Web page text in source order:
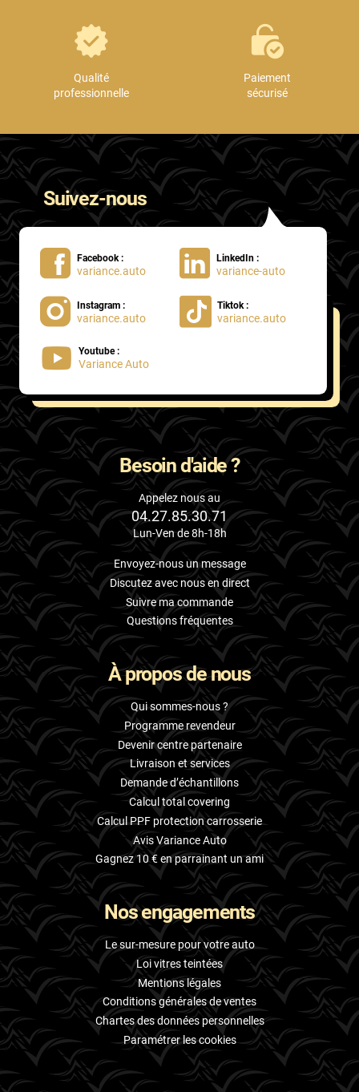
Oldsmobile
Ora
Peugeot
Plymouth
Pontiac
Porsche
Proton
Renault
Rolls
Rover
Saab
Santana
Saturn
Scania
Scion
Seat
Skoda
Smart
Ssangyong
Subaru
Suzuki
Tata
Tesla
Toyota
Volkswagen
Volvo
Xpeng
Qualité
professionnelle
Paiement
sécurisé
Suivez-nous
Facebook :
variance.auto
LinkedIn :
variance-auto
Instagram :
variance.auto
Tiktok :
variance.auto
Youtube :
Variance Auto
Besoin d'aide ?
Appelez nous au
04.27.85.30.71
Lun-Ven de 8h-18h
Envoyez-nous un message
Discutez avec nous en direct
Suivre ma commande
Questions fréquentes
À propos de nous
Qui sommes-nous ?
Programme revendeur
Devenir centre partenaire
Livraison et services
Demande d’échantillons
Calcul total covering
Calcul PPF protection carrosserie
Avis Variance Auto
Gagnez 10 € en parrainant un ami
Nos engagements
Le sur-mesure pour votre auto
Loi vitres teintées
Mentions légales
Conditions générales de ventes
Chartes des données personnelles
Paramétrer les cookies